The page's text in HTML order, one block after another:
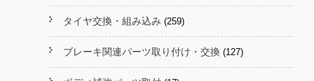
タイヤ交換・組み込み (259)
ブレーキ関連パーツ取り付け・交換 (127)